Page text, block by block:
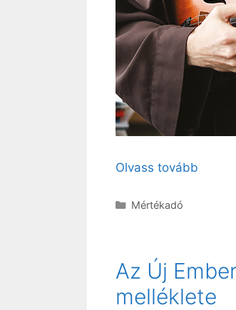
Olvass tovább
Kategória
Mértékadó
Az Új
melléklete